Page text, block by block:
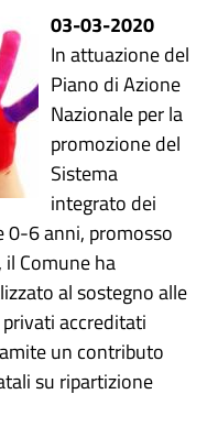
03-03-2020
In attuazione del
Piano di Azione
Nazionale per la
promozione del
Sistema
integrato dei
0-6 anni, promosso
il Comune ha
al sostegno alle
accreditati
un contributo
su ripartizione